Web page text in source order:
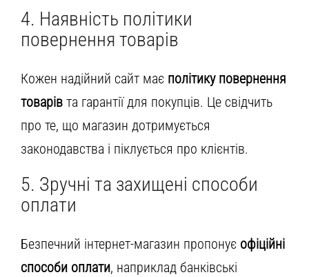
4. Наявність політики
повернення товарів
Кожен надійний сайт має політику повернення
товарів та гарантії для покупців. Це свідчить
про те, що магазин дотримується
законодавства і піклується про клієнтів.
5. Зручні та захищені способи
оплати
Безпечний інтернет-магазин пропонує офіційні
способи оплати, наприклад банківські